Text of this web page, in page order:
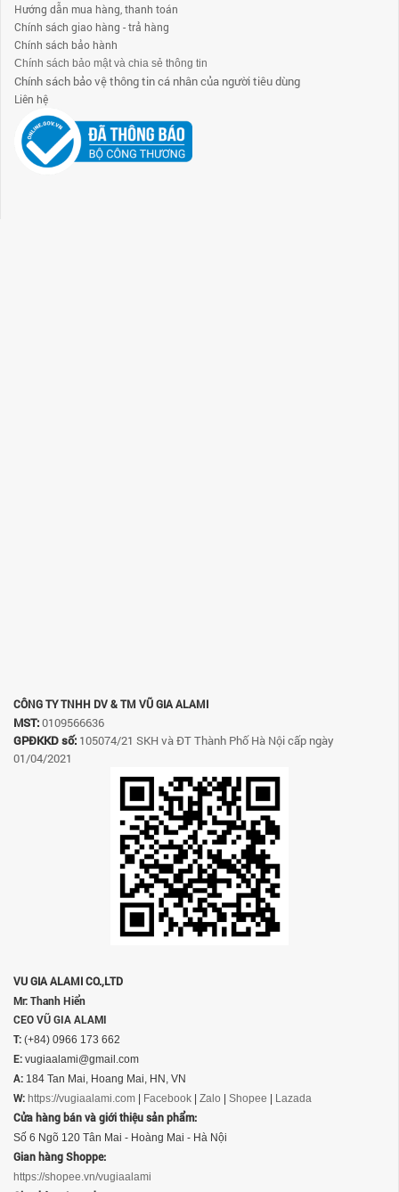
Hướng dẫn mua hàng, thanh toán
Chính sách giao hàng - trả hàng
Chính sách bảo hành
Chính sách bảo mật và chia sẻ thông tin
Chính sách bảo vệ thông tin cá nhân của người tiêu dùng
Liên hệ
CÔNG TY TNHH DV & TM VŨ GIA ALAMI
MST:0109566636
GPĐKKD số: 105074/21 SKH và ĐT Thành Phố Hà Nội cấp ngày
01/04/2021
VU GIA ALAMI CO.,LTD
Mr: Thanh Hiển
CEO VŨ GIA ALAMI
T: (+84) 0966 173 662
E: vugiaalami@gmail.com
A: 184 Tan Mai, Hoang Mai, HN, VN
W: https://vugiaalami.com | Facebook | Zalo | Shopee | Lazada
Cửa hàng bán và giới thiệu sản phẩm:
Số 6 Ngõ 120 Tân Mai - Hoàng Mai - Hà Nội
Gian hàng Shoppe:
https://shopee.vn/vugiaalami